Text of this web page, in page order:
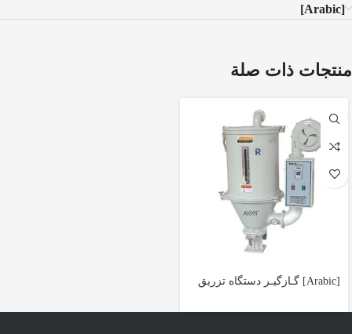
[Arabic]
منتجات ذات صلة
[Arabic] گـازگیـر دستگاه تزریق